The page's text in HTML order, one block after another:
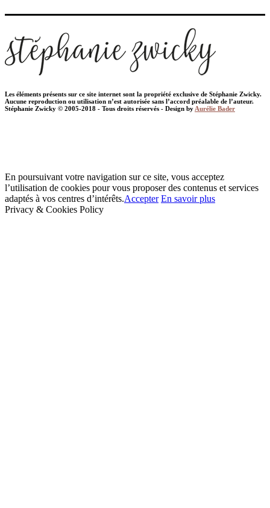
Les éléments présents sur ce site internet sont la propriété exclusive de Stéphanie Zwicky.
Aucune reproduction ou utilisation n’est autorisée sans l’accord préalable de l’auteur.
Stéphanie Zwicky © 2005-2018 - Tous droits réservés - Design by Aurélie Bader
En poursuivant votre navigation sur ce site, vous acceptez
l’utilisation de cookies pour vous proposer des contenus et services
adaptés à vos centres d’intérêts.Accepter En savoir plus
Privacy & Cookies Policy